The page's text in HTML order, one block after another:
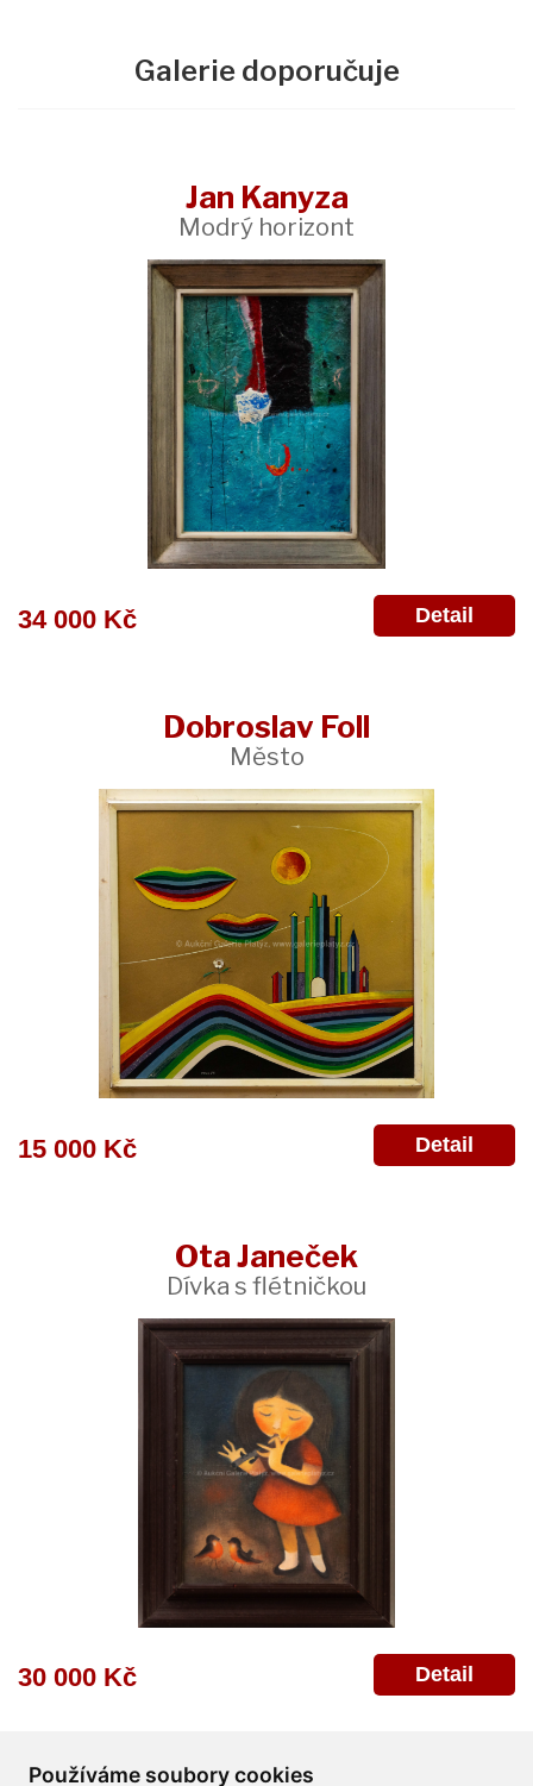
Používáme soubory cookies
Galerie doporučuje
Jan Kanyza
Modrý horizont
34 000 Kč Detail
Dobroslav Foll
Město
15 000 Kč Detail
Ota Janeček
Dívka s flétničkou
30 000 Kč Detail